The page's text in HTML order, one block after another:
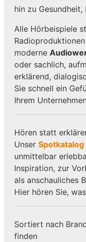
hin zu
Alle Hörbeispiele
moderne
oder sachlich,
erklärend,
Sie schnell ein
Ihrem
Hören statt
Unser Spotkatalog
unmittelbar
Inspiration, zur
als anschauliches
Hier hören Sie,
Sortiert nach
finden